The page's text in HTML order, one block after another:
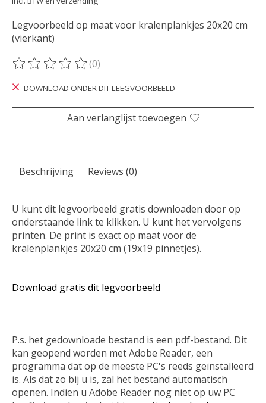
Legvoorbeeld op maat voor kralenplankjes 20x20 cm
(vierkant)
De beoordeling van dit product is
(0)
DOWNLOAD ONDER DIT LEEGVOORBEELD
Aan verlanglijst toevoegen
Beschrijving Reviews (0)
U kunt dit legvoorbeeld gratis downloaden door op
onderstaande link te klikken. U kunt het vervolgens
printen. De print is exact op maat voor de
kralenplankjes 20x20 cm (19x19 pinnetjes).
Download gratis dit legvoorbeeld
P.s. het gedownloade bestand is een pdf-bestand. Dit
kan geopend worden met Adobe Reader, een
programma dat op de meeste PC's reeds geïnstalleerd
is. Als dat zo bij u is, zal het bestand automatisch
openen. Indien u Adobe Reader nog niet op uw PC